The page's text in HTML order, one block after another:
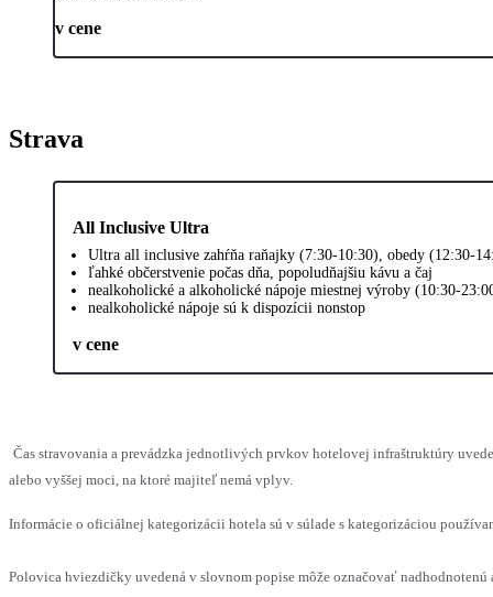
v cene
Strava
All Inclusive Ultra
Ultra all inclusive zahŕňa raňajky (7:30-10:30), obedy (12:30-
ľahké občerstvenie počas dňa, popoludňajšiu kávu a čaj
nealkoholické a alkoholické nápoje miestnej výroby (10:30-
nealkoholické nápoje sú k dispozícii nonstop
v cene
Čas stravovania a prevádzka jednotlivých prvkov hotelovej infraštruktúry
alebo vyššej moci, na ktoré majiteľ nemá vplyv.
Informácie o oficiálnej kategorizácii hotela sú v súlade s kategorizáciou
Polovica hviezdičky uvedená v slovnom popise môže označovať